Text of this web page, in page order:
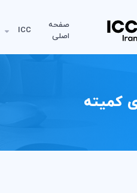
صفحه
اصلی
ICC
کمیته